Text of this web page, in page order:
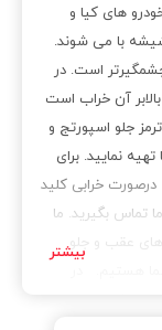
کليد شيشه بالابر کيا
, کيا پيکانتو
وان , کيا سورنتو
, موهاوي
,
اکسنت ,
, هيوندا سوناتا ,
های کیا و
شیشه با می شوند.
است. در
آن خراب است
جلو اسپورتج و
نمایید. برای
کنید. درصورت خرابی کلید
تماس بگیرید. ما
عقب و جلو